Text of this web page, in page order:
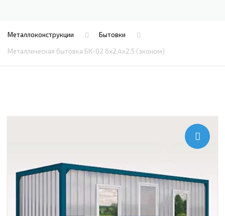
Металлоконструкции Бытовки
Металлическая бытовка БК-02 6х2,4х2,5 (эконом)